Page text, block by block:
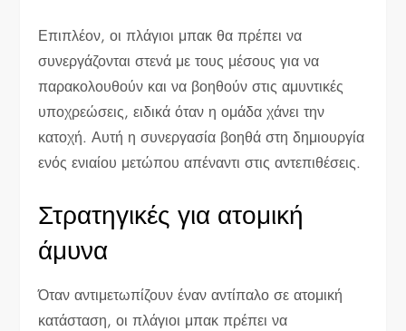
Επιπλέον, οι πλάγιοι μπακ θα πρέπει να
συνεργάζονται στενά με τους μέσους για να
παρακολουθούν και να βοηθούν στις αμυντικές
υποχρεώσεις, ειδικά όταν η ομάδα χάνει την
κατοχή. Αυτή η συνεργασία βοηθά στη δημιουργία
ενός ενιαίου μετώπου απέναντι στις αντεπιθέσεις.
Στρατηγικές για ατομική
άμυνα
Όταν αντιμετωπίζουν έναν αντίπαλο σε ατομική
κατάσταση, οι πλάγιοι μπακ πρέπει να